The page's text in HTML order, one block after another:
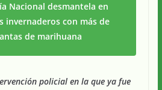
Nacional desmantela en
invernaderos con más de
de marihuana
policial en la que ya fue